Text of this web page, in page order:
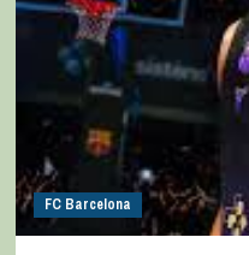
FC Barcelona